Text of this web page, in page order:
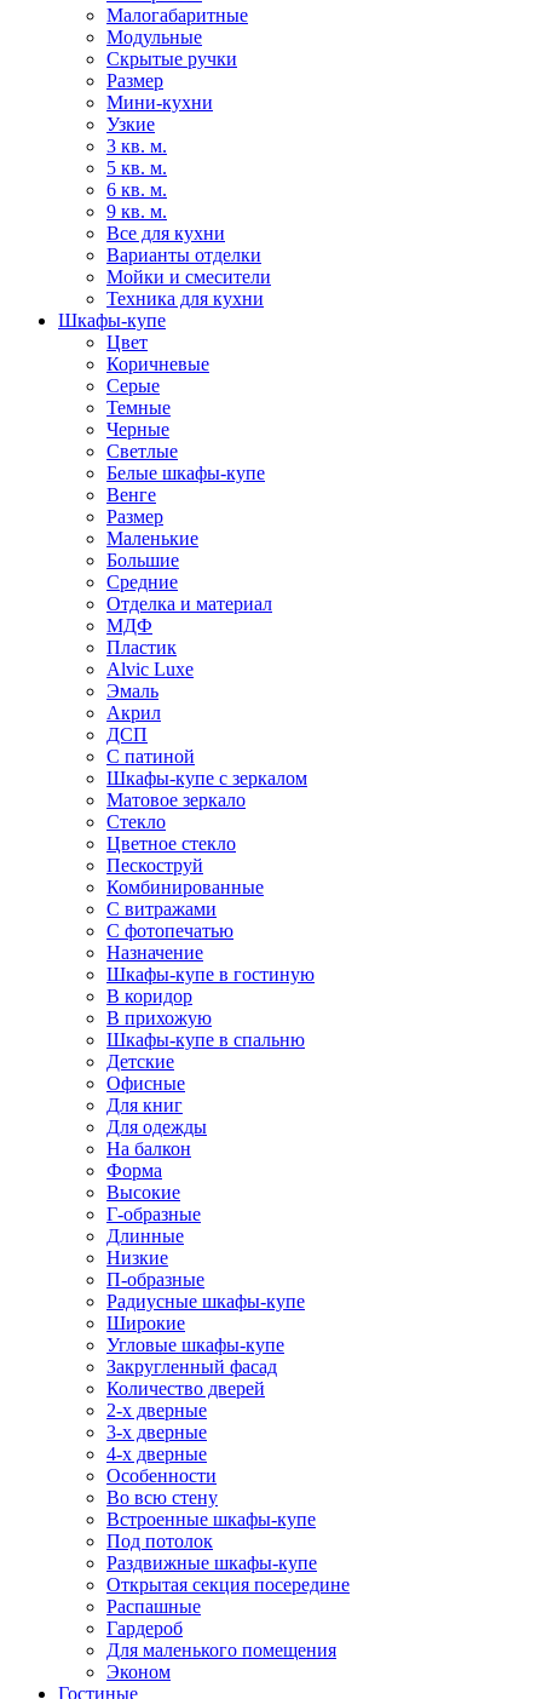
Малогабаритные
Модульные
Скрытые ручки
Размер
Мини-кухни
Узкие
3 кв. м.
5 кв. м.
6 кв. м.
9 кв. м.
Все для кухни
Варианты отделки
Мойки и смесители
Техника для кухни
Шкафы-купе
Цвет
Коричневые
Серые
Темные
Черные
Светлые
Белые шкафы-купе
Венге
Размер
Маленькие
Большие
Средние
Отделка и материал
МДФ
Пластик
Alvic Luxe
Эмаль
Акрил
ДСП
С патиной
Шкафы-купе с зеркалом
Матовое зеркало
Стекло
Цветное стекло
Пескоструй
Комбинированные
С витражами
С фотопечатью
Назначение
Шкафы-купе в гостиную
В коридор
В прихожую
Шкафы-купе в спальню
Детские
Офисные
Для книг
Для одежды
На балкон
Форма
Высокие
Г-образные
Длинные
Низкие
П-образные
Радиусные шкафы-купе
Широкие
Угловые шкафы-купе
Закругленный фасад
Количество дверей
2-х дверные
3-х дверные
4-х дверные
Особенности
Во всю стену
Встроенные шкафы-купе
Под потолок
Раздвижные шкафы-купе
Открытая секция посередине
Распашные
Гардероб
Для маленького помещения
Эконом
Гостиные